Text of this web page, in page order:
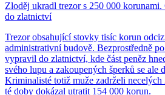
Zloděj ukradl trezor s 250 000
do zlatnictví
Trezor obsahující stovky tisíc korun
administrativní budově. Bezprostředně
vypravil do zlatnictví, kde část peněz
svého lupu a zakoupených šperků se ale
Kriminalisté totiž muže zadrželi
té doby dokázal utratit 154 000 korun.